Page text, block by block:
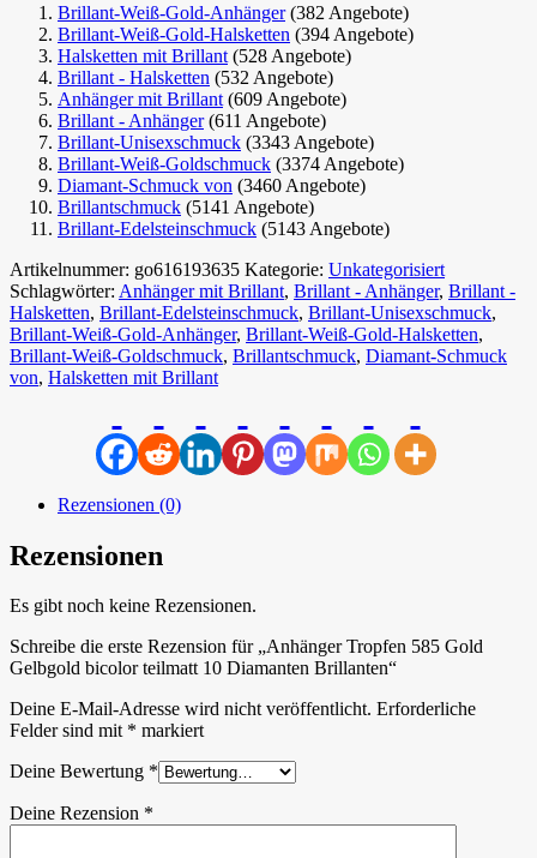
Brillant-Weiß-Gold-Anhänger(382 Angebote)
Brillant-Weiß-Gold-Halsketten (394 Angebote)
Halsketten mit Brillant (528 Angebote)
Brillant - Halsketten (532 Angebote)
Anhänger mit Brillant (609 Angebote)
Brillant - Anhänger(611 Angebote)
Brillant-Unisexschmuck (3343 Angebote)
Brillant-Weiß-Goldschmuck (3374 Angebote)
Diamant-Schmuck von (3460 Angebote)
Brillantschmuck (5141 Angebote)
Brillant-Edelsteinschmuck (5143 Angebote)
Artikelnummer: go616193635 Kategorie: Unkategorisiert
Schlagwörter: Anhänger mit Brillant, Brillant - Anhänger, Brillant -
Halsketten, Brillant-Edelsteinschmuck, Brillant-Unisexschmuck,
Brillant-Weiß-Gold-Anhänger, Brillant-Weiß-Gold-Halsketten,
Brillant-Weiß-Goldschmuck, Brillantschmuck, Diamant-Schmuck
von, Halsketten mit Brillant
Rezensionen (0)
Rezensionen
Es gibt noch keine Rezensionen.
Schreibe die erste Rezension für „Anhänger Tropfen 585 Gold
Gelbgold bicolor teilmatt 10 Diamanten Brillanten“
Deine E-Mail-Adresse wird nicht veröffentlicht. Erforderliche
Felder sind mit * markiert
Deine Bewertung *
Deine Rezension *